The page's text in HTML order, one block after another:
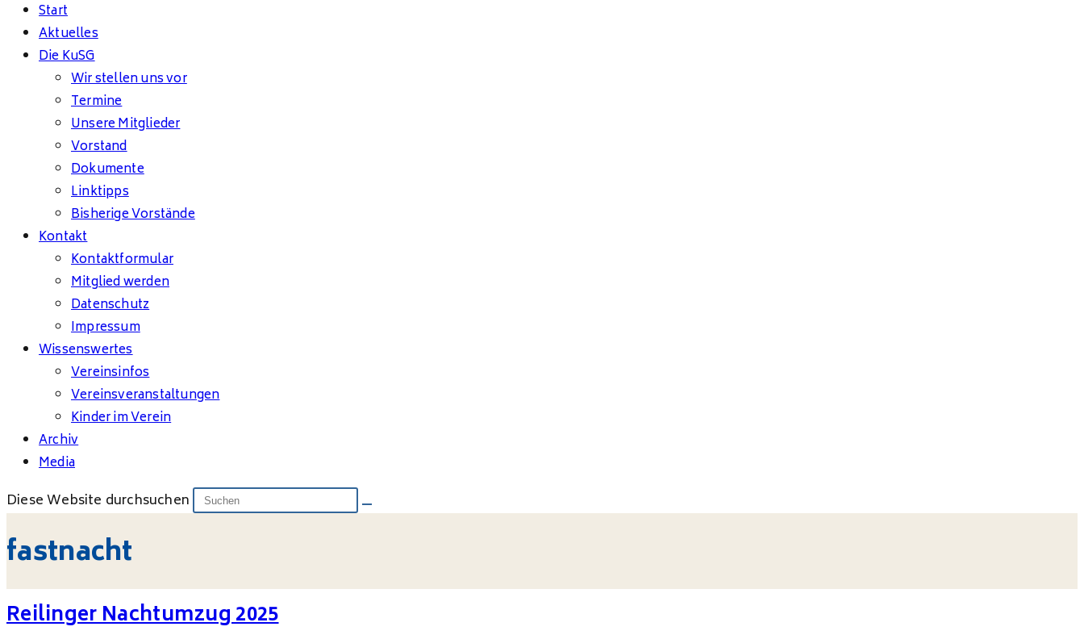
Start
Aktuelles
Die KuSG
Wir stellen uns vor
Termine
Unsere Mitglieder
Vorstand
Dokumente
Linktipps
Bisherige Vorstände
Kontakt
Kontaktformular
Mitglied werden
Datenschutz
Impressum
Wissenswertes
Vereinsinfos
Vereinsveranstaltungen
Kinder im Verein
Archiv
Media
Diese Website durchsuchen
fastnacht
Reilinger Nachtumzug 2025